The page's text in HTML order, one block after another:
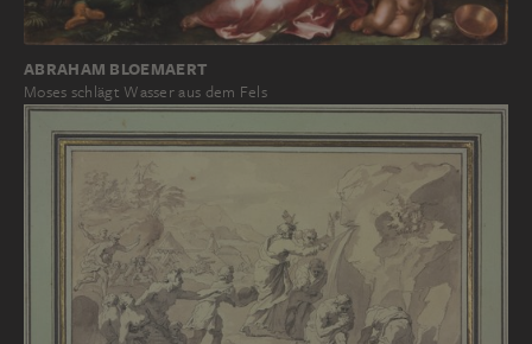
ABRAHAM BLOEMAERT
Moses schlägt Wasser aus dem Fels